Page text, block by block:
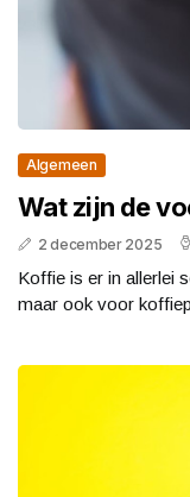
Algemeen
Wat zijn de
2 december 2025
Koffie is er in allerlei
maar ook voor